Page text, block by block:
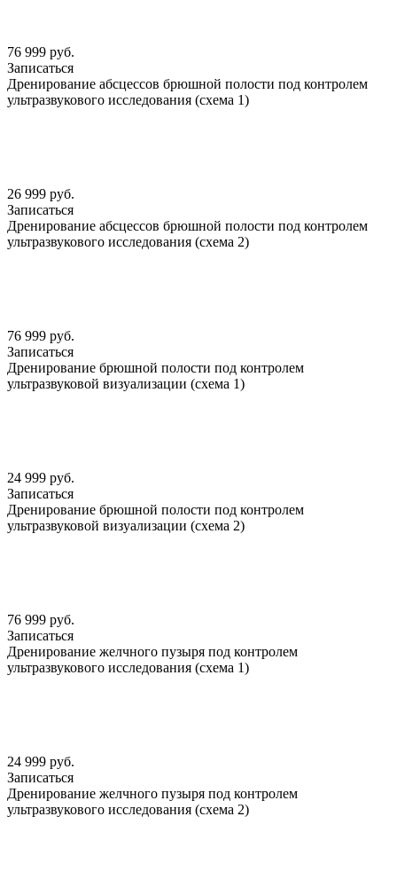
76 999 руб.
Записаться
Дренирование абсцессов брюшной полости под контролем
ультразвукового исследования (схема 1)
26 999 руб.
Записаться
Дренирование абсцессов брюшной полости под контролем
ультразвукового исследования (схема 2)
76 999 руб.
Записаться
Дренирование брюшной полости под контролем
ультразвуковой визуализации (схема 1)
24 999 руб.
Записаться
Дренирование брюшной полости под контролем
ультразвуковой визуализации (схема 2)
76 999 руб.
Записаться
Дренирование желчного пузыря под контролем
ультразвукового исследования (схема 1)
24 999 руб.
Записаться
Дренирование желчного пузыря под контролем
ультразвукового исследования (схема 2)